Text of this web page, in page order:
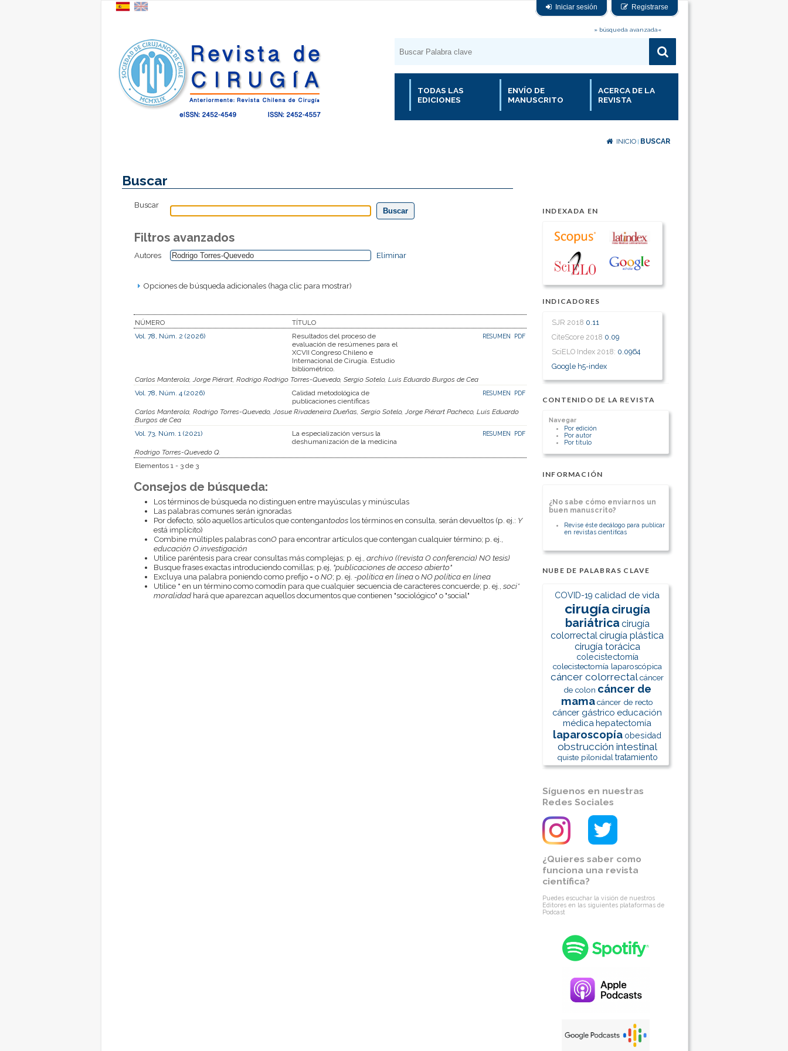
Iniciar sesión Registrarse
» búsqueda avanzada«
TODAS LAS
EDICIONES
ENVÍO DE
MANUSCRITO
ACERCA DE LA
REVISTA
INICIO BUSCAR
INDEXADA EN
INDICADORES
SJR 2018 0.11
CiteScore 2018 0.09
SciELO Index 2018: 0.0964
Google h5-index
CONTENIDO DE LA REVISTA
Navegar
Por edición
Por autor
Por título
INFORMACIÓN
¿No sabe cómo enviarnos un
buen manuscrito?
Revise éste decálogo para publicar
en revistas científicas
NUBE DE PALABRAS CLAVE
COVID-19 calidad de vida
cirugía cirugía
bariátrica cirugía
colorrectalcirugía plástica
cirugía torácica
colecistectomía
colecistectomía laparoscópica
cáncer colorrectalcáncer
de colon cáncer de
mamacáncer de recto
cáncer gástrico educación
médicahepatectomía
laparoscopía obesidad
obstrucción intestinal
quiste pilonidal tratamiento
Síguenos en nuestras
Redes Sociales
¿Quieres saber como
funciona una revista
científica?
Puedes escuchar la visión de nuestros
Editores en las siguientes plataformas de
Podcast
Buscar
Buscar
Filtros avanzados
Autores Eliminar
Opciones de búsqueda adicionales (haga clic para mostrar)
NÚMERO
TÍTULO
Vol. 78, Núm. 2 (2026)
Resultados del proceso de
evaluación de resúmenes para el
XCVII Congreso Chileno e
Internacional de Cirugía. Estudio
bibliométrico.
RESUMEN PDF
Carlos Manterola, Jorge Piérart, Rodrigo Rodrigo Torres-Quevedo, Sergio Sotelo, Luis Eduardo Burgos de Cea
Vol. 78, Núm. 4 (2026)
Calidad metodológica de
publicaciones científicas
RESUMEN PDF
Carlos Manterola, Rodrigo Torres-Quevedo, Josue Rivadeneira Dueñas, Sergio Sotelo, Jorge Piérart Pacheco, Luis Eduardo
Burgos de Cea
Vol. 73, Núm. 1 (2021)
La especialización versus la
deshumanización de la medicina
RESUMEN PDF
Rodrigo Torres-Quevedo Q.
Elementos 1 - 3 de 3
Consejos de búsqueda:
Los términos de búsqueda no distinguen entre mayúsculas y minúsculas
Las palabras comunes serán ignoradas
Por defecto, sólo aquellos artículos que contengantodoslos términos en consulta, serán devueltos (p. ej.: Y
está implícito)
Combine múltiples palabras conOpara encontrar artículos que contengan cualquier término; p. ej.,
educación O investigación
Utilice paréntesis para crear consultas más complejas; p. ej., archivo ((revista O conferencia) NO tesis)
Busque frases exactas introduciendo comillas; p.ej, "publicaciones de acceso abierto"
Excluya una palabra poniendo como prefijo - oNO; p. ej. -política en líneaoNO política en línea
Utilice * en un término como comodín para que cualquier secuencia de caracteres concuerde; p. ej., soci*
moralidadhará que aparezcan aquellos documentos que contienen "sociológico" o "social"